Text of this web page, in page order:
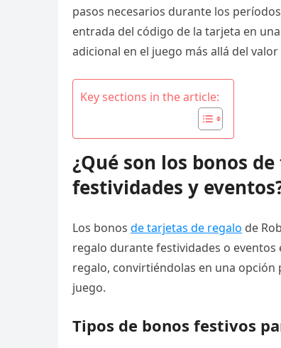
pasos necesarios durante los
entrada del código de la tarjeta en
adicional en el juego más allá del
Key sections in the article:
¿Qué son los bonos
festividades y
Los bonos de tarjetas de regalo de
regalo durante festividades o
regalo, convirtiéndolas en una
juego.
Tipos de bonos festivos